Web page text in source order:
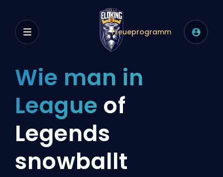
Treueprogramm
Wie man in
League of
Legends
snowballt